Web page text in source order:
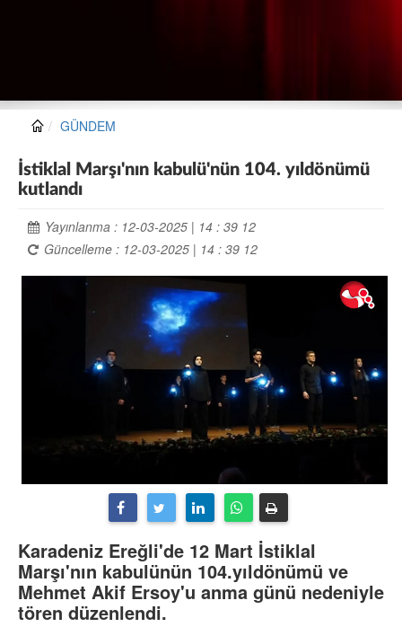
GÜNDEM
İstiklal Marşı'nın kabulü'nün 104. yıldönümü
kutlandı
Yayınlanma : 12-03-2025 | 14 : 39 12
Güncelleme : 12-03-2025 | 14 : 39 12
Karadeniz Ereğli'de 12 Mart İstiklal
Marşı'nın kabulünün 104.yıldönümü ve
Mehmet Akif Ersoy'u anma günü nedeniyle
tören düzenlendi.